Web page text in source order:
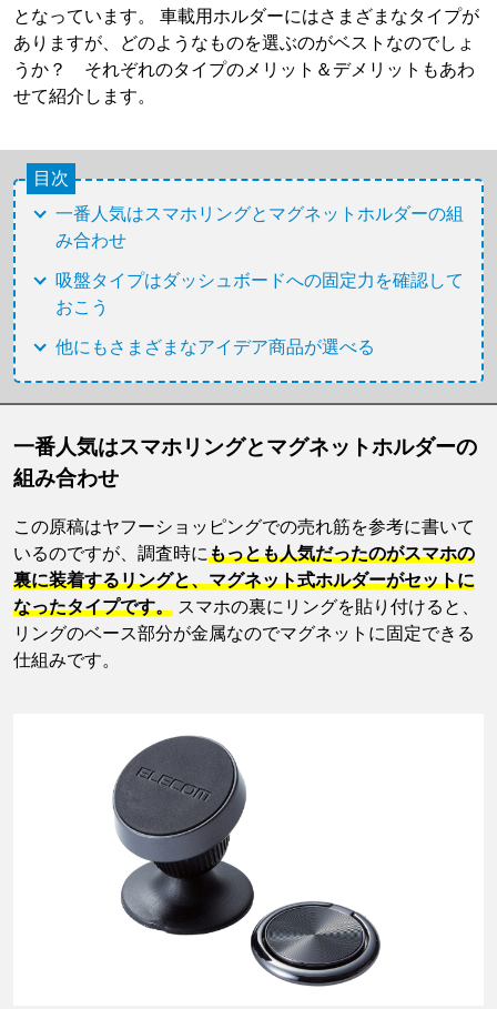
となっています。 車載用ホルダーにはさまざまなタイプが
ありますが、どのようなものを選ぶのがベストなのでしょ
うか？ それぞれのタイプのメリット＆デメリットもあわ
せて紹介します。
目次
一番人気はスマホリングとマグネットホルダーの組
み合わせ
吸盤タイプはダッシュボードへの固定力を確認して
おこう
他にもさまざまなアイデア商品が選べる
一番人気はスマホリングとマグネットホルダーの
組み合わせ
この原稿はヤフーショッピングでの売れ筋を参考に書いて
いるのですが、調査時にもっとも人気だったのがスマホの
裏に装着するリングと、マグネット式ホルダーがセットに
なったタイプです。 スマホの裏にリングを貼り付けると、
リングのベース部分が金属なのでマグネットに固定できる
仕組みです。